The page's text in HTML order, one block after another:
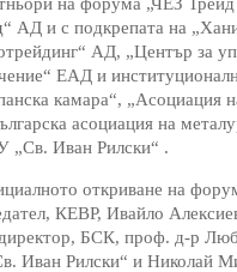
АД и с подкрепата на
АД, „Център за
ЕАД и
камара“, „Асоциация
асоциация на
„Св. Иван Рилски“ .
откриване на
КЕВР, Ивайло
БСК, проф. д-р
Иван Рилски“ и Николай